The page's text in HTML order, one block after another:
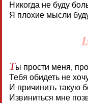
Никогда не буду
Я плохие мысли
Ты прости меня,
Тебя обидеть не
И причинить такую
Извиниться мне